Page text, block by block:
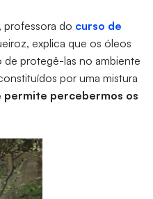
, professora do curso de
explica que os óleos
de protegê-las no ambiente
por uma mistura
permite percebermos os